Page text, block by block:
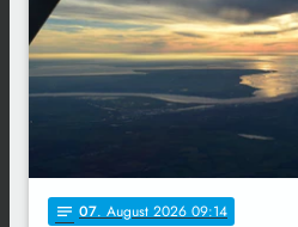
notes 07. August 2026 09:14